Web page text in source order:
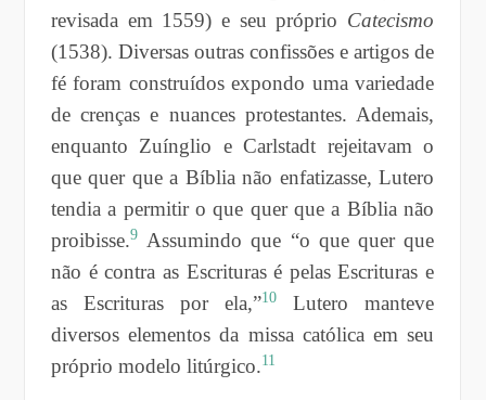
revisada em 1559) e seu próprio Catecismo
(1538). Diversas outras confissões e artigos de
fé foram construídos expondo uma variedade
de crenças e nuances protestantes. Ademais,
enquanto Zuínglio e Carlstadt rejeitavam o
que quer que a Bíblia não enfatizasse, Lutero
tendia a permitir o que quer que a Bíblia não
proibisse.9
Assumindo que “o que quer que
não é contra as Escrituras é pelas Escrituras e
as Escrituras por ela,”10
Lutero manteve
diversos elementos da missa católica em seu
próprio modelo litúrgico.11